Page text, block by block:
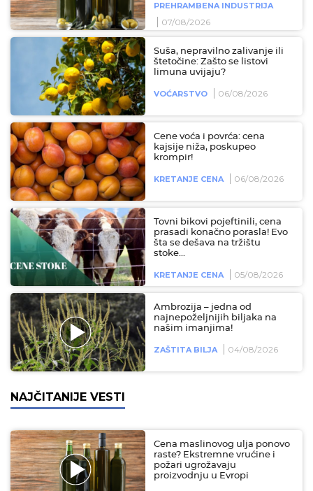
PREHRAMBENA INDUSTRIJA
07/08/2026
Suša, nepravilno zalivanje ili
štetočine: Zašto se listovi
limuna uvijaju?
VOĆARSTVO 06/08/2026
Cene voća i povrća: cena
kajsije niža, poskupeo
krompir!
KRETANJE CENA 06/08/2026
Tovni bikovi pojeftinili, cena
prasadi konačno porasla! Evo
šta se dešava na tržištu
stoke...
KRETANJE CENA 05/08/2026
Ambrozija – jedna od
najnepoželjnijih biljaka na
našim imanjima!
ZAŠTITA BILJA 04/08/2026
NAJČITANIJE VESTI
Cena maslinovog ulja ponovo
raste? Ekstremne vrućine i
požari ugrožavaju
proizvodnju u Evropi